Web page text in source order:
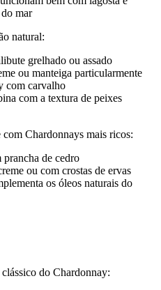
mar
natural:
grelhado ou assado
ou manteiga particularmente
com carvalho
com a textura de peixes
Chardonnays mais ricos:
prancha de cedro
ou com crostas de ervas
os óleos naturais do
do Chardonnay: